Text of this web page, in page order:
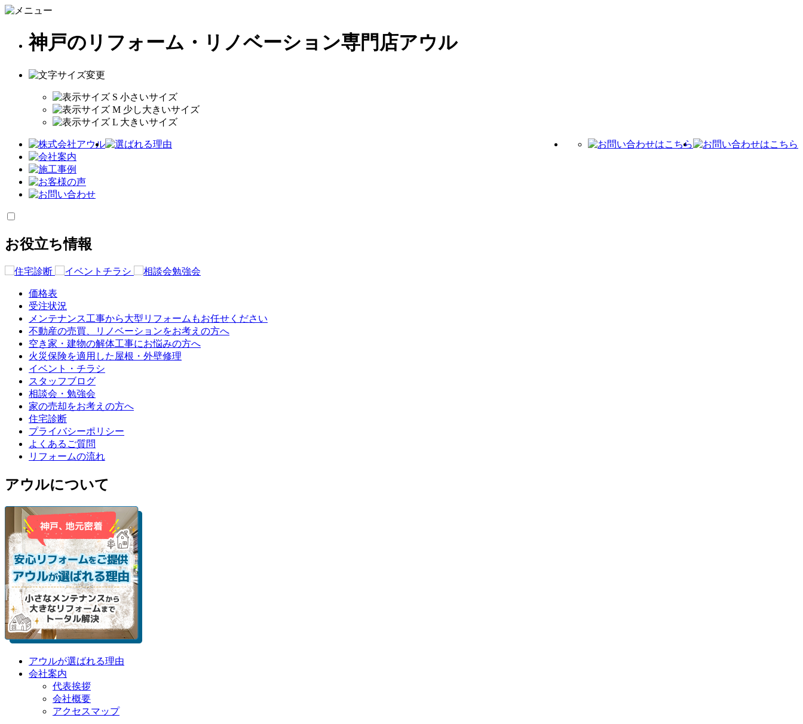
神戸のリフォーム・リノベーション専門店アウル
お役立ち情報
価格表
受注状況
メンテナンス工事から大型リフォームもお任せください
不動産の売買、リノベーションをお考えの方へ
空き家・建物の解体工事にお悩みの方へ
火災保険を適用した屋根・外壁修理
イベント・チラシ
スタッフブログ
相談会・勉強会
家の売却をお考えの方へ
住宅診断
プライバシーポリシー
よくあるご質問
リフォームの流れ
アウルについて
アウルが選ばれる理由
会社案内
代表挨拶
会社概要
アクセスマップ